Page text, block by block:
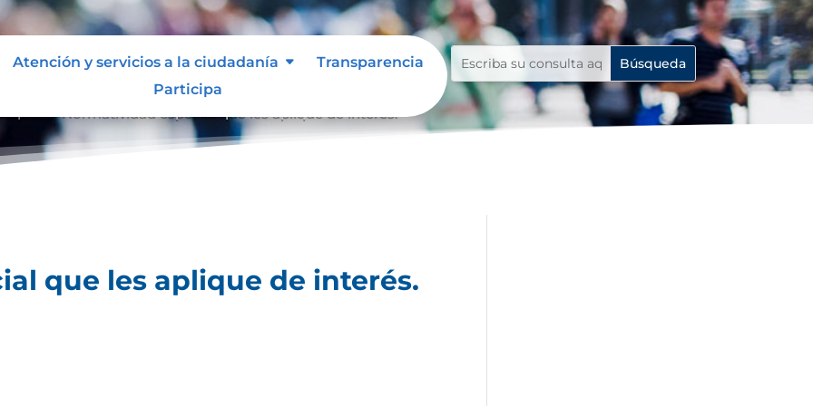
Atención y servicios a la ciudadanía
Transparencia
Participa
que les aplique de interés.